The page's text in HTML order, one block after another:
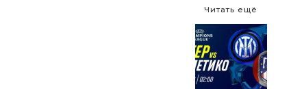
Читать ещё